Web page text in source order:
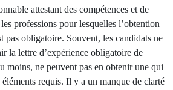
attestant des compétences et de
professions pour lesquelles l’obtention
pas obligatoire. Souvent, les candidats ne
la lettre d’expérience obligatoire de
moins, ne peuvent pas en obtenir une qui
requis. Il y a un manque de clarté